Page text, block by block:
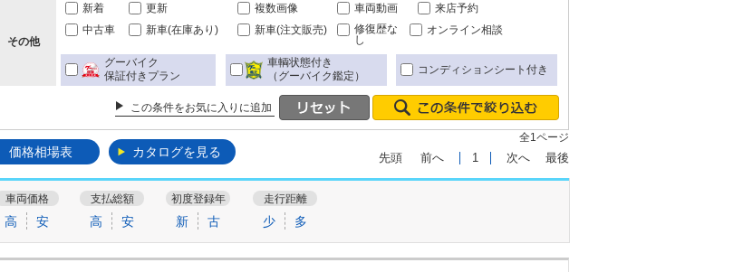
その他
新着 更新 複数画像 車両動画
来店予約
中古車
新車(在庫あり) 新車(注文販売)
修復歴な
し
オンライン相談
グーバイク
保証付きプラン
車輌状態付き
（グーバイク鑑定）
コンディションシート付き
この条件をお気に入りに追加
価格相場表 カタログを見る
全1ページ
先頭 前へ 1 次へ 最後
車両価格
高 安
支払総額
高 安
初度登録年
新 古
走行距離
少 多